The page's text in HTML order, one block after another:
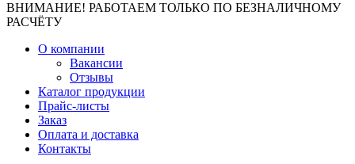
ВНИМАНИЕ! РАБОТАЕМ ТОЛЬКО ПО БЕЗНАЛИЧНОМУ
РАСЧЁТУ
О компании
Вакансии
Отзывы
Каталог продукции
Прайс-листы
Заказ
Оплата и доставка
Контакты